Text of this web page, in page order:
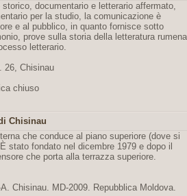
storico, documentario e letterario affermato,
per la studio, la comunicazione è
e al pubblico, in quanto fornisce sotto
prove sulla storia della letteratura rumena
letterario.
26, Chisinau
chiuso
Chisinau
che conduce al piano superiore (dove si
stato fondato nel dicembre 1979 e dopo il
che porta alla terrazza superiore.
Chisinau. MD-2009. Repubblica Moldova.